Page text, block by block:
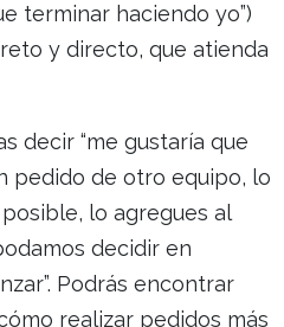
terminar haciendo yo”)
y directo, que atienda
decir “me gustaría que
pedido de otro equipo, lo
lo agregues al
decidir en
Podrás encontrar
realizar pedidos más